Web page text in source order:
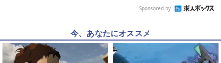
Sponsored by
今、あなたにオススメ